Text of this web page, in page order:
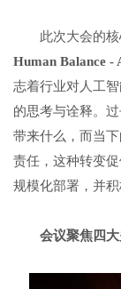
此次大会的
Human Balance -
志着行业对人工
的思考与诠释。
带来什么，而当
责任，这种转变
规模化部署，并
会议聚焦四